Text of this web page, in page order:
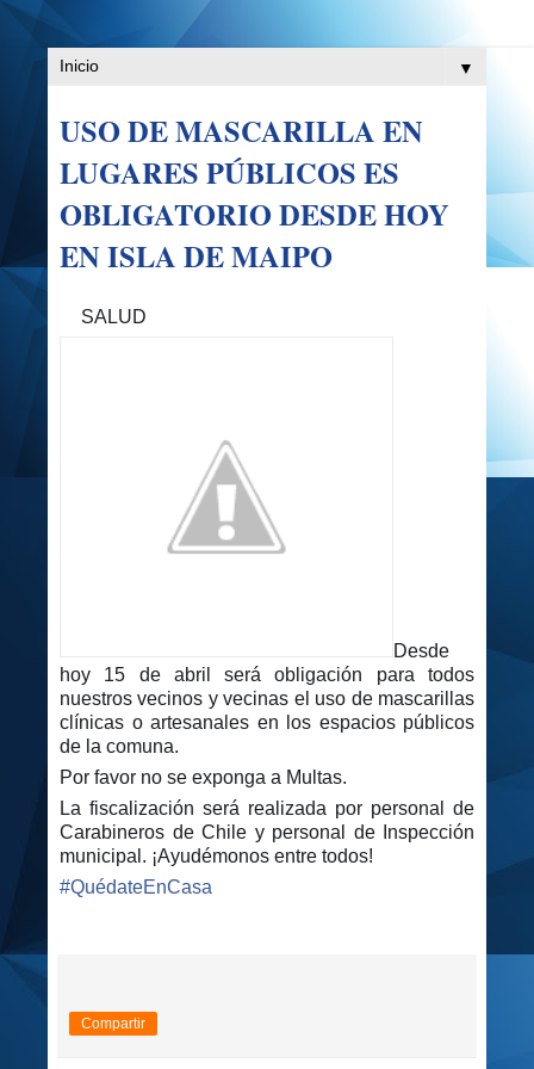
▼
USO DE MASCARILLA EN
LUGARES PÚBLICOS ES
OBLIGATORIO DESDE HOY
EN ISLA DE MAIPO
SALUD
Desde
hoy 15 de abril será obligación para todos
nuestros vecinos y vecinas el uso de mascarillas
clínicas o artesanales en los espacios públicos
de la comuna.
Por favor no se exponga a Multas.
La fiscalización será realizada por personal de
Carabineros de Chile y personal de Inspección
municipal. ¡Ayudémonos entre todos!
#QuédateEnCasa
Compartir